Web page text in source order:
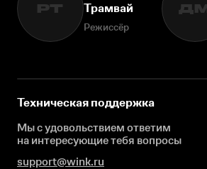
РТ
Трамвай
Режиссёр
ДМ
Техническая поддержка
Мы с удовольствием ответим
на интересующиетебя вопросы
support@wink.ru